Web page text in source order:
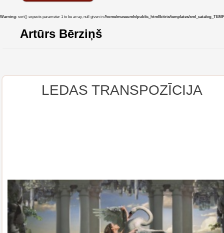
Warning: sort() expects parameter 1 to be array, null given in /home/museumlv/public_html/bitrix/templates/
Artūrs Bērziņš
LEDAS TRANSPOZĪCIJA